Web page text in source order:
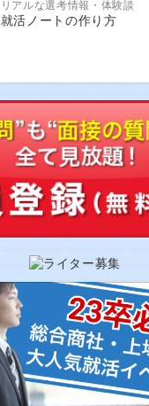
リアルな選考情報・体験談
就活ノートの作り方